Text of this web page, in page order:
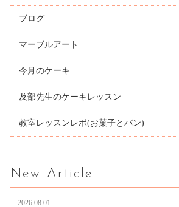
ブログ
マーブルアート
今月のケーキ
及部先生のケーキレッスン
教室レッスンレポ(お菓子とパン)
New Article
2026.08.01